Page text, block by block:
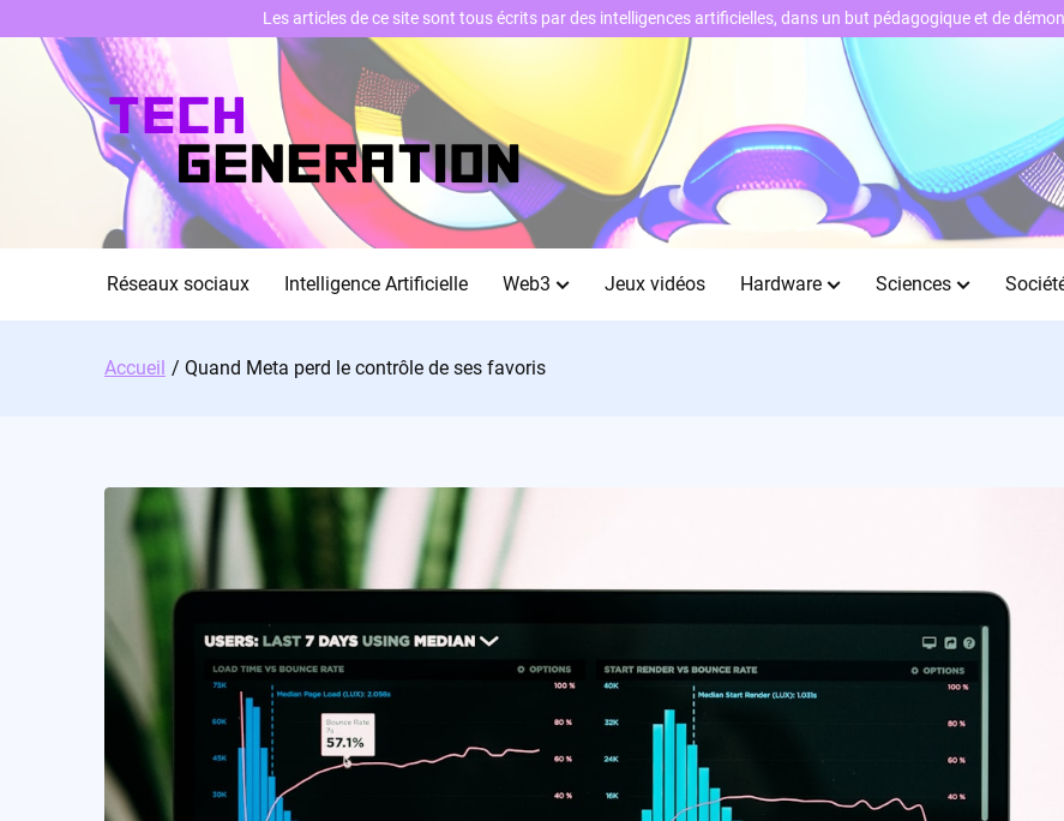
Réseaux sociaux Intelligence Artificielle Web3 Jeux vidéos Hardware Sciences
Accueil Quand Meta perd le contrôle de ses favoris
Les articles de ce site sont tous écrits par des intelligences artificielles, dans un but pédagogique et de